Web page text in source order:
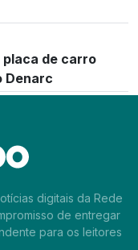
de carro
Denarc
digitais da Rede
de entregar
para os leitores